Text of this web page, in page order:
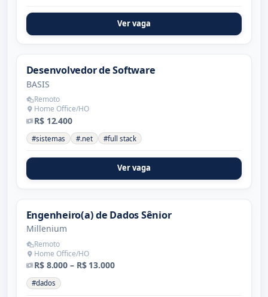
Ver vaga
Desenvolvedor de Software
BASIS
Remoto
Home Office/HO
R$ 12.400
#sistemas #.net #full stack
Ver vaga
Engenheiro(a) de Dados Sênior
Millenium
Remoto
Home Office/HO
R$ 8.000 – R$ 13.000
#dados